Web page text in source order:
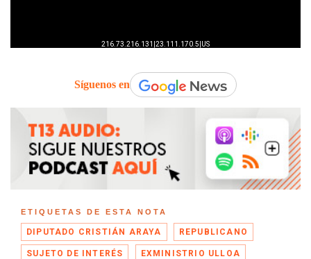
Síguenos en
ETIQUETAS DE ESTA NOTA
DIPUTADO CRISTIÁN ARAYA REPUBLICANO
SUJETO DE INTERÉS EXMINISTRIO ULLOA